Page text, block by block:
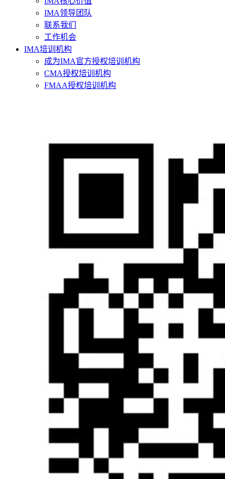
IMA领导团队
联系我们
工作机会
IMA培训机构
成为IMA官方授权培训机构
CMA授权培训机构
FMAA授权培训机构